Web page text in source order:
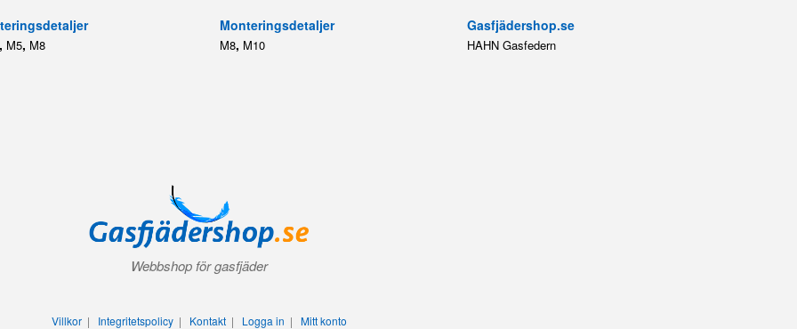
M5, M8
Monteringsdetaljer
M8, M10
Gasfjädershop.se
HAHN Gasfedern
Webbshop för gasfjäder
Villkor | Integritetspolicy | Kontakt | Logga in | Mitt konto